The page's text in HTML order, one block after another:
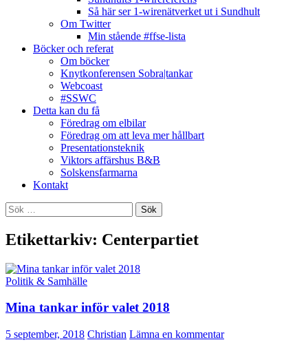
Så här ser 1-wirenätverket ut i Sundhult
Om Twitter
Min stående #ffse-lista
Böcker och referat
Om böcker
Knytkonferensen Sobra|tankar
Webcoast
#SSWC
Detta kan du få
Föredrag om elbilar
Föredrag om att leva mer hållbart
Presentationsteknik
Viktors affärshus B&B
Solskensfarmarna
Kontakt
Sök
efter:
Etikettarkiv: Centerpartiet
Politik & Samhälle
Mina tankar inför valet 2018
5 september, 2018 Christian Lämna en kommentar